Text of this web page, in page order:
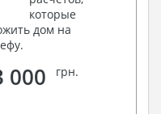
которые
дом на
000 грн.